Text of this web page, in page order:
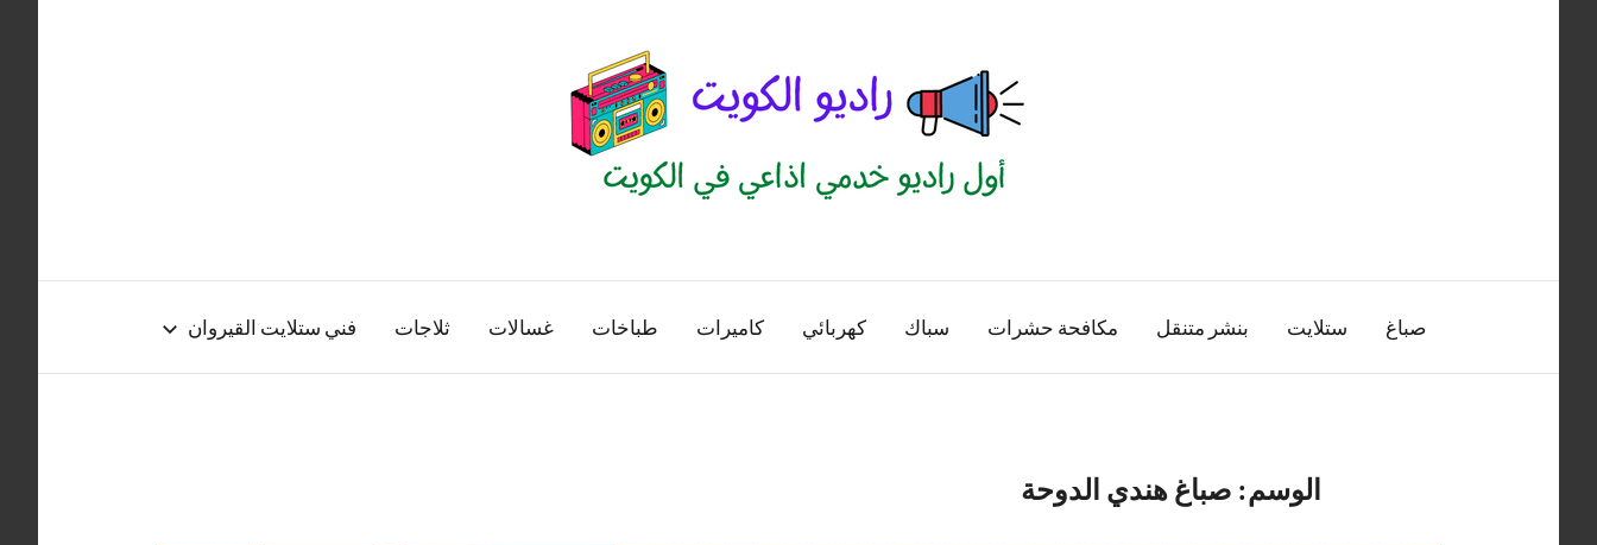
الكويت
منصة
اذاعية
صباغ ستلايت بنشر متنقل مكافحة حشرات سباك كهربائي كاميرات طباخات غسالات ثلاجات فني ستلايت القيروان
الوسم: صباغ هندي الدوحة